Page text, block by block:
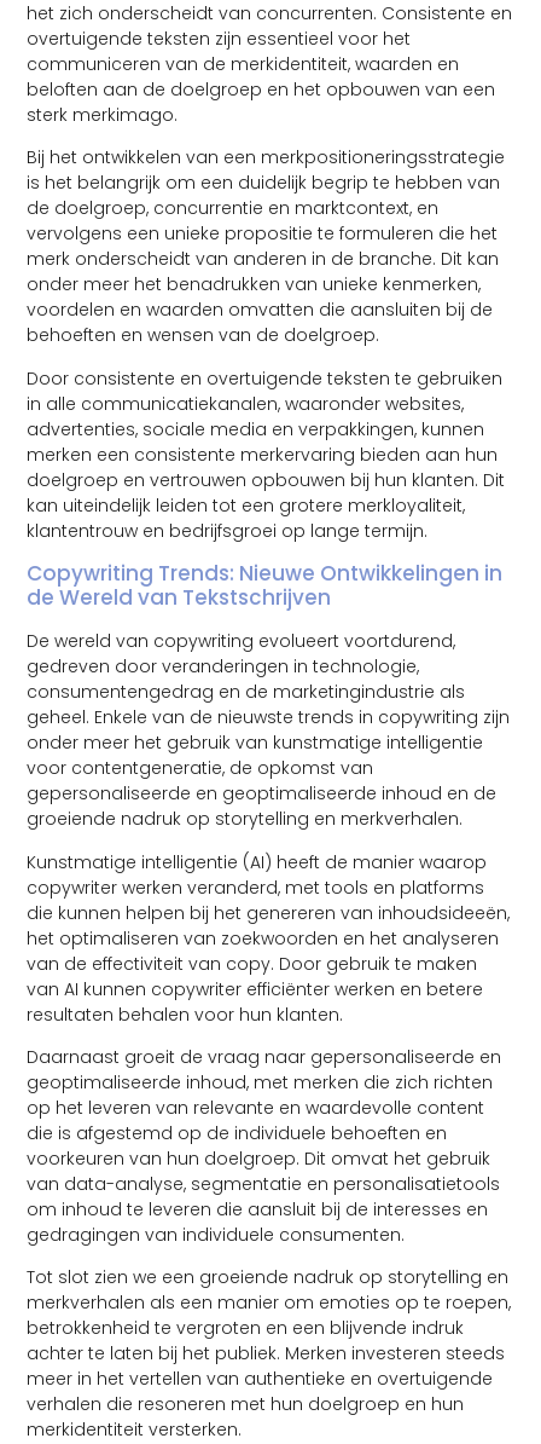
het zich onderscheidt van concurrenten. Consistente en
overtuigende teksten zijn essentieel voor het
communiceren van de merkidentiteit, waarden en
beloften aan de doelgroep en het opbouwen van een
sterk merkimago.
Bij het ontwikkelen van een merkpositioneringsstrategie
is het belangrijk om een ​​duidelijk begrip te hebben van
de doelgroep, concurrentie en marktcontext, en
vervolgens een unieke propositie te formuleren die het
merk onderscheidt van anderen in de branche. Dit kan
onder meer het benadrukken van unieke kenmerken,
voordelen en waarden omvatten die aansluiten bij de
behoeften en wensen van de doelgroep.
Door consistente en overtuigende teksten te gebruiken
in alle communicatiekanalen, waaronder websites,
advertenties, sociale media en verpakkingen, kunnen
merken een consistente merkervaring bieden aan hun
doelgroep en vertrouwen opbouwen bij hun klanten. Dit
kan uiteindelijk leiden tot een grotere merkloyaliteit,
klantentrouw en bedrijfsgroei op lange termijn.
Copywriting Trends: Nieuwe Ontwikkelingen in
de Wereld van Tekstschrijven
De wereld van copywriting evolueert voortdurend,
gedreven door veranderingen in technologie,
consumentengedrag en de marketingindustrie als
geheel. Enkele van de nieuwste trends in copywriting zijn
onder meer het gebruik van kunstmatige intelligentie
voor contentgeneratie, de opkomst van
gepersonaliseerde en geoptimaliseerde inhoud en de
groeiende nadruk op storytelling en merkverhalen.
Kunstmatige intelligentie (AI) heeft de manier waarop
copywriter werken veranderd, met tools en platforms
die kunnen helpen bij het genereren van inhoudsideeën,
het optimaliseren van zoekwoorden en het analyseren
van de effectiviteit van copy. Door gebruik te maken
van AI kunnen copywriter efficiënter werken en betere
resultaten behalen voor hun klanten.
Daarnaast groeit de vraag naar gepersonaliseerde en
geoptimaliseerde inhoud, met merken die zich richten
op het leveren van relevante en waardevolle content
die is afgestemd op de individuele behoeften en
voorkeuren van hun doelgroep. Dit omvat het gebruik
van data-analyse, segmentatie en personalisatietools
om inhoud te leveren die aansluit bij de interesses en
gedragingen van individuele consumenten.
Tot slot zien we een groeiende nadruk op storytelling en
merkverhalen als een manier om emoties op te roepen,
betrokkenheid te vergroten en een blijvende indruk
achter te laten bij het publiek. Merken investeren steeds
meer in het vertellen van authentieke en overtuigende
verhalen die resoneren met hun doelgroep en hun
merkidentiteit versterken.